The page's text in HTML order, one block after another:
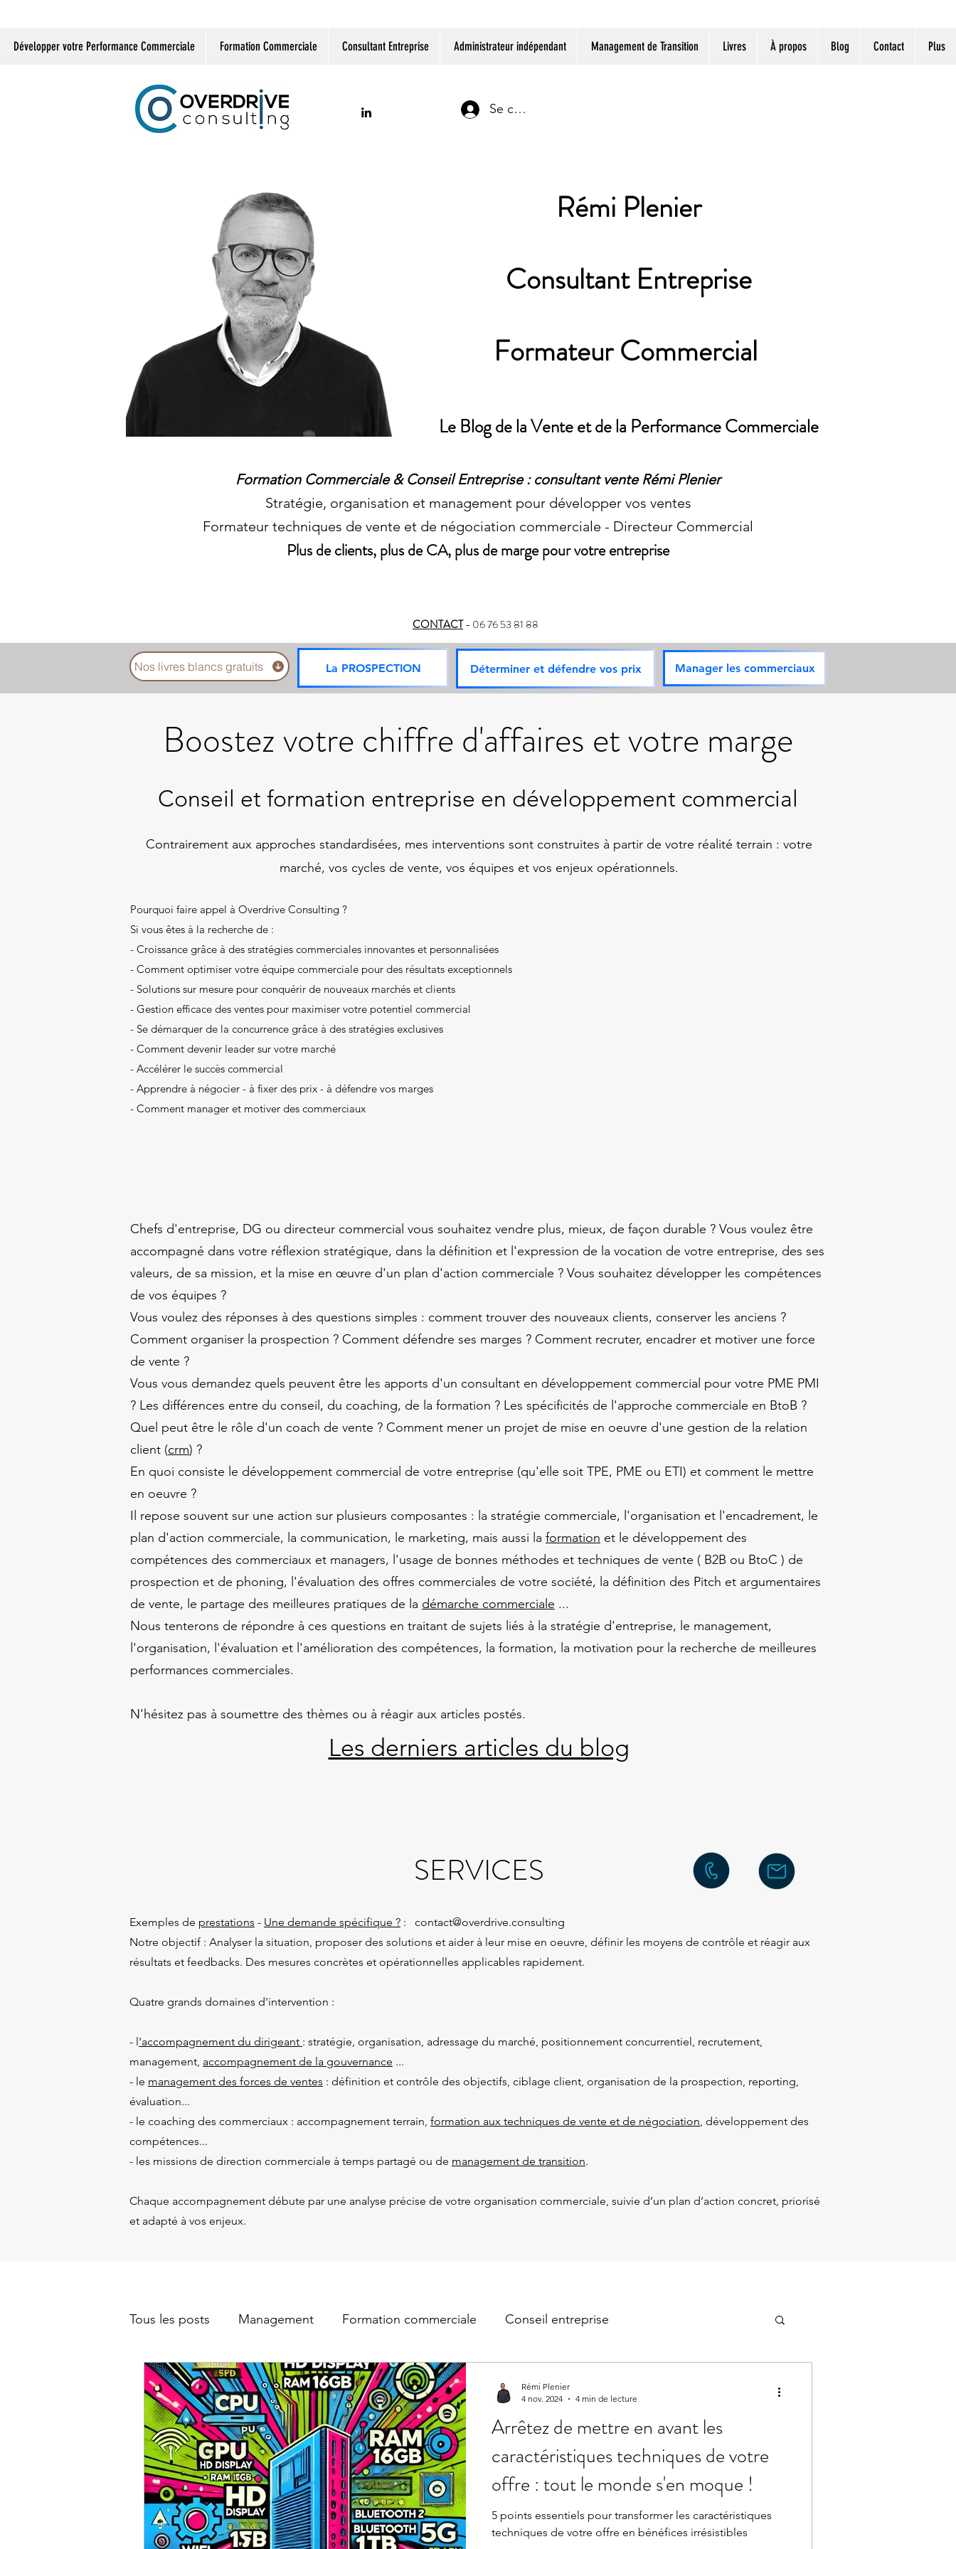
Développer votre Performance Commerciale Formation Commerciale Consultant Entreprise Administrateur indépendant Management de Transition Livres À propos Blog Contact Plus
Se connecter
Rémi Plenier
Consultant Entreprise
Formateur Commercial
Le Blog de la Vente et de la Performance Commerciale
Formation Commerciale & Conseil Entreprise : consultant vente Rémi Plenier
Stratégie, organisation et management pour développer vos ventes
Formateur techniques de vente et de négociation commerciale - Directeur Commercial
Plus de clients, plus de CA, plus de marge pour votre entreprise
CONTACT- 06 76 53 81 88
Nos livres blancs gratuits La PROSPECTION Déterminer et défendre vos prix Manager les commerciaux
Boostez votre chiffre d'affaires et votre marge
Conseil et formation entreprise en développement commercial
​Contrairement aux approches standardisées, mes interventions sont construites à partir de votre réalité terrain : votre
marché, vos cycles de vente, vos équipes et vos enjeux opérationnels.
Pourquoi faire appel à Overdrive Consulting ?
Si vous êtes à la recherche de :
- Croissance grâce à des stratégies commerciales innovantes et personnalisées
- Comment optimiser votre équipe commerciale pour des résultats exceptionnels
- Solutions sur mesure pour conquérir de nouveaux marchés et clients
- Gestion efficace des ventes pour maximiser votre potentiel commercial
- Se démarquer de la concurrence grâce à des stratégies exclusives
- Comment devenir leader sur votre marché
- Accélérer le succès commercial
- Apprendre à négocier - à fixer des prix - à défendre vos marges
- Comment manager et motiver des commerciaux
Chefs d'entreprise, DG ou directeur commercial vous souhaitez vendre plus, mieux, de façon durable ? Vous voulez être
accompagné dans votre réflexion stratégique, dans la définition et l'expression de la vocation de votre entreprise, des ses
valeurs, de sa mission, et la mise en œuvre d'un plan d'action commerciale ? Vous souhaitez développer les compétences
de vos équipes ?
Vous voulez des réponses à des questions simples : comment trouver des nouveaux clients, conserver les anciens ?
Comment organiser la prospection ? Comment défendre ses marges ? Comment recruter, encadrer et motiver une force
de vente ?
Vous vous demandez quels peuvent être les apports d'un consultant en développement commercial pour votre PME PMI
? Les différences entre du conseil, du coaching, de la formation ? Les spécificités de l'approche commerciale en BtoB ?
Quel peut être le rôle d'un coach de vente ? Comment mener un projet de mise en oeuvre d'une gestion de la relation
client (crm) ?
En quoi consiste le développement commercial de votre entreprise (qu'elle soit TPE, PME ou ETI) et comment le mettre
en oeuvre ?
Il repose souvent sur une action sur plusieurs composantes : la stratégie commerciale, l'organisation et l'encadrement, le
plan d'action commerciale, la communication, le marketing, mais aussi la formation et le développement des
compétences des commerciaux et managers, l'usage de bonnes méthodes et techniques de vente ( B2B ou BtoC ) de
prospection et de phoning, l'évaluation des offres commerciales de votre société, la définition des Pitch et argumentaires
de vente, le partage des meilleures pratiques de la démarche commerciale ...
Nous tenterons de répondre à ces questions en traitant de sujets liés à la stratégie d'entreprise, le management,
l'organisation, l'évaluation et l'amélioration des compétences, la formation, la motivation pour la recherche de meilleures
performances commerciales.
N'hésitez pas à soumettre des thèmes ou à réagir aux articles postés.
Les derniers articles du blog
SERVICES
Exemples de prestations - Une demande spécifique ? : contact@overdrive.consulting
Notre objectif : Analyser la situation, proposer des solutions et aider à leur mise en oeuvre, définir les moyens de contrôle et réagir aux
résultats et feedbacks. Des mesures concrètes et opérationnelles applicables rapidement.
Quatre grands domaines d'intervention :
- l'accompagnement du dirigeant : stratégie, organisation, adressage du marché, positionnement concurrentiel, recrutement,
management, accompagnement de la gouvernance ...
- le management des forces de ventes : définition et contrôle des objectifs, ciblage client, organisation de la prospection, reporting,
évaluation...
- le coaching des commerciaux : accompagnement terrain, formation aux techniques de vente et de négociation, développement des
compétences...
- les missions de direction commerciale à temps partagé ou de management de transition.
Chaque accompagnement débute par une analyse précise de votre organisation commerciale, suivie d’un plan d’action concret, priorisé
et adapté à vos enjeux.
Tous les posts Management Formation commerciale Conseil entreprise
Arrêtez de mettre en avant les
caractéristiques techniques de votre
offre : tout le monde s'en moque !
5 points essentiels pour transformer les caractéristiques
techniques de votre offre en bénéfices irrésistibles
Rémi Plenier
4 nov. 2024
4 min de lecture